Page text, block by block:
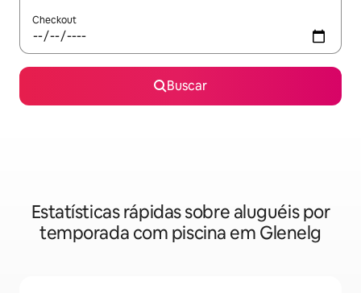
Checkout
Buscar
Estatísticas rápidas sobre aluguéis por
temporada com piscina em Glenelg